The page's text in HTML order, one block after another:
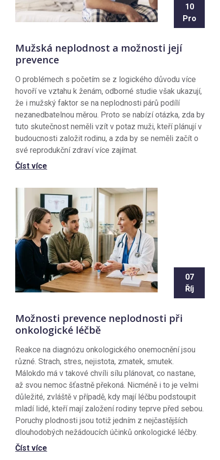
10
Pro
Mužská neplodnost a možnosti její
prevence
O problémech s početím se z logického důvodu více
hovoří ve vztahu k ženám, odborné studie však ukazují,
že i mužský faktor se na neplodnosti párů podílí
nezanedbatelnou měrou. Proto se nabízí otázka, zda by
tuto skutečnost neměli vzít v potaz muži, kteří plánují v
budoucnosti založit rodinu, a zda by se neměli začít o
své reprodukční zdraví více zajímat.
Číst více
07
Říj
Možnosti prevence neplodnosti při
onkologické léčbě
Reakce na diagnózu onkologického onemocnění jsou
různé. Strach, stres, nejistota, zmatek, smutek.
Málokdo má v takové chvíli sílu plánovat, co nastane,
až svou nemoc šťastně překoná. Nicméně i to je velmi
důležité, zvláště v případě, kdy mají léčbu podstoupit
mladí lidé, kteří mají založení rodiny teprve před sebou.
Poruchy plodnosti jsou totiž jedním z nejčastějších
dlouhodobých nežádoucích účinků onkologické léčby.
Číst více